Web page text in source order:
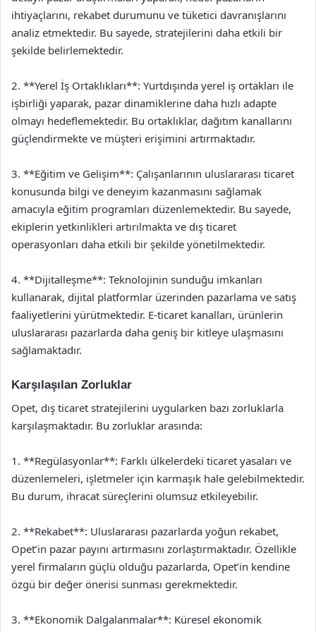
ihtiyaçlarını, rekabet durumunu ve tüketici davranışlarını
analiz etmektedir. Bu sayede, stratejilerini daha etkili bir
şekilde belirlemektedir.
2. **Yerel İş Ortaklıkları**: Yurtdışında yerel iş ortakları ile
işbirliği yaparak, pazar dinamiklerine daha hızlı adapte
olmayı hedeflemektedir. Bu ortaklıklar, dağıtım kanallarını
güçlendirmekte ve müşteri erişimini artırmaktadır.
3. **Eğitim ve Gelişim**: Çalışanlarının uluslararası ticaret
konusunda bilgi ve deneyim kazanmasını sağlamak
amacıyla eğitim programları düzenlemektedir. Bu sayede,
ekiplerin yetkinlikleri artırılmakta ve dış ticaret
operasyonları daha etkili bir şekilde yönetilmektedir.
4. **Dijitalleşme**: Teknolojinin sunduğu imkanları
kullanarak, dijital platformlar üzerinden pazarlama ve satış
faaliyetlerini yürütmektedir. E-ticaret kanalları, ürünlerin
uluslararası pazarlarda daha geniş bir kitleye ulaşmasını
sağlamaktadır.
Karşılaşılan Zorluklar
Opet, dış ticaret stratejilerini uygularken bazı zorluklarla
karşılaşmaktadır. Bu zorluklar arasında:
1. **Regülasyonlar**: Farklı ülkelerdeki ticaret yasaları ve
düzenlemeleri, işletmeler için karmaşık hale gelebilmektedir.
Bu durum, ihracat süreçlerini olumsuz etkileyebilir.
2. **Rekabet**: Uluslararası pazarlarda yoğun rekabet,
Opet’in pazar payını artırmasını zorlaştırmaktadır. Özellikle
yerel firmaların güçlü olduğu pazarlarda, Opet’in kendine
özgü bir değer önerisi sunması gerekmektedir.
3. **Ekonomik Dalgalanmalar**: Küresel ekonomik